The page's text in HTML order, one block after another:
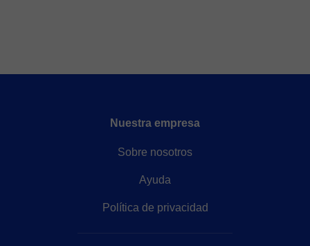
Nuestra empresa
Sobre nosotros
Ayuda
Política de privacidad